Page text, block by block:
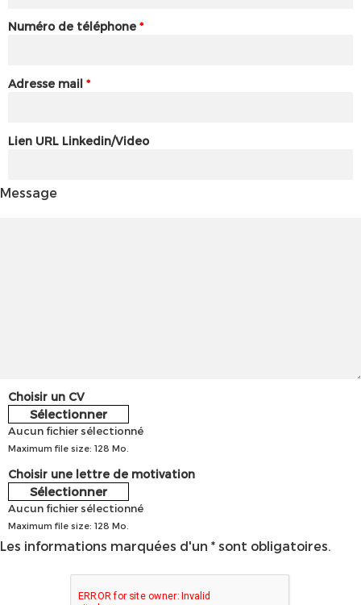
Numéro de téléphone *
Adresse mail *
Lien URL Linkedin/Video
Message
Choisir un CV
Sélectionner
Aucun fichier sélectionné
Maximum file size: 128 Mo.
Choisir une lettre de motivation
Sélectionner
Aucun fichier sélectionné
Maximum file size: 128 Mo.
Les informations marquées d'un * sont obligatoires.